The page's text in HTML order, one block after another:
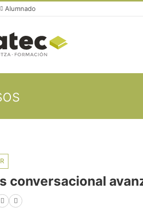
Alumnado
conversacional